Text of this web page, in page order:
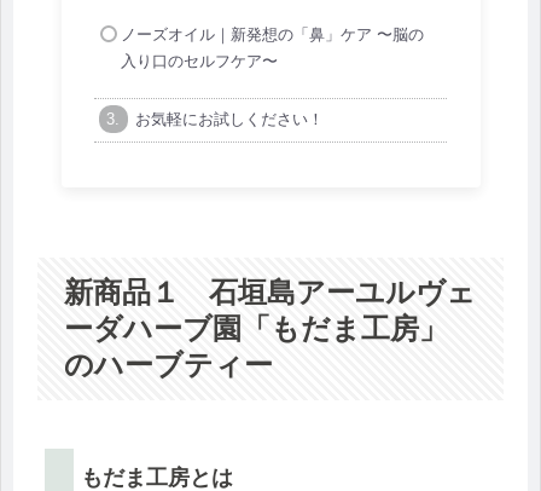
ノーズオイル｜新発想の「鼻」ケア 〜脳の
入り口のセルフケア〜
お気軽にお試しください！
新商品１ 石垣島アーユルヴェ
ーダハーブ園「もだま工房」
のハーブティー
もだま工房とは